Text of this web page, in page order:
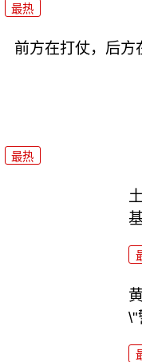
最热
前方在打仗，后方
最热
\"